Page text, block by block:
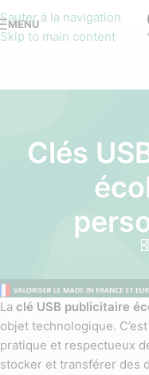
Sauter à la navigation
Skip to main content
MENU
Clés
La clé USB publicitaire
objet technologique.
pratique et respectueux
stocker et transférer des